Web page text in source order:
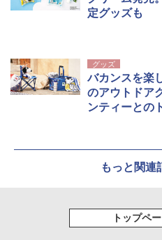
定グッズも
グッズ
バカンスを楽
のアウトドア
ンティーとの
もっと関連
トップペ